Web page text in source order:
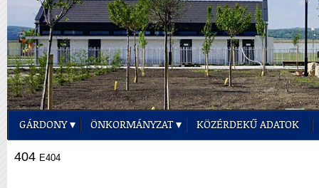
GÁRDONY ÖNKORMÁNYZAT KÖZÉRDEKŰ ADATOK
404 E404